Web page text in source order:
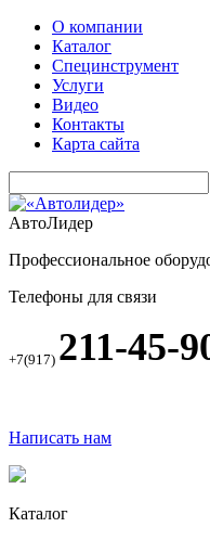
О компании
Каталог
Специнструмент
Услуги
Видео
Контакты
Карта сайта
АвтоЛидер
Профессиональное
Телефоны для связи
+7(917) 211-45-
Написать нам
Каталог